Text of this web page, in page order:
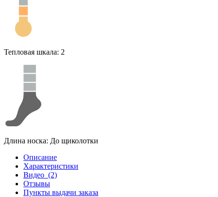
Тепловая шкала: 2
Длина носка: До щиколотки
Описание
Характеристики
Видео (2)
Отзывы
Пункты выдачи заказа